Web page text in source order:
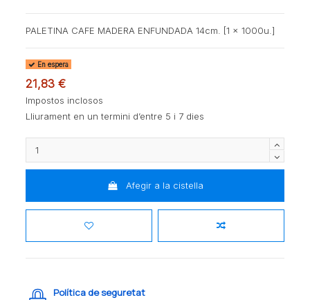
PALETINA CAFE MADERA ENFUNDADA 14cm. [1 x 1000u.]
En espera
21,83 €
Impostos inclosos
Lliurament en un termini d’entre 5 i 7 dies
Afegir a la cistella
Política de seguretat